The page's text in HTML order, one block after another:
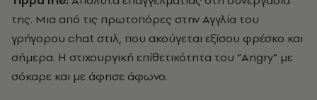
της. Μια από τις πρωτοπόρες στην Αγγλία του
γρήγορου chat στιλ, που ακούγεται εξίσου φρέσκο και
σήμερα. Η στιχουργική επίθετικότητα του “Angry” με
σόκαρε και με άφησε άφωνο.